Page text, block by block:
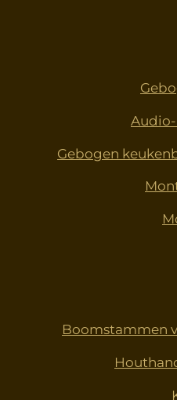
Gebogen
Boomstammen